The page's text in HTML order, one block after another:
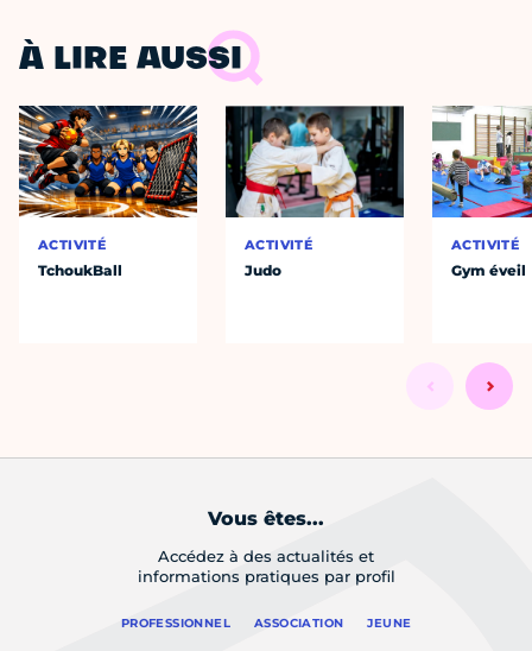
À LIRE AUSSI
ACTIVITÉ
TchoukBall
ACTIVITÉ
Judo
ACTIVITÉ
Gym éveil
Vous êtes...
Accédez à des actualités et
informations pratiques par profil
PROFESSIONNEL ASSOCIATION JEUNE